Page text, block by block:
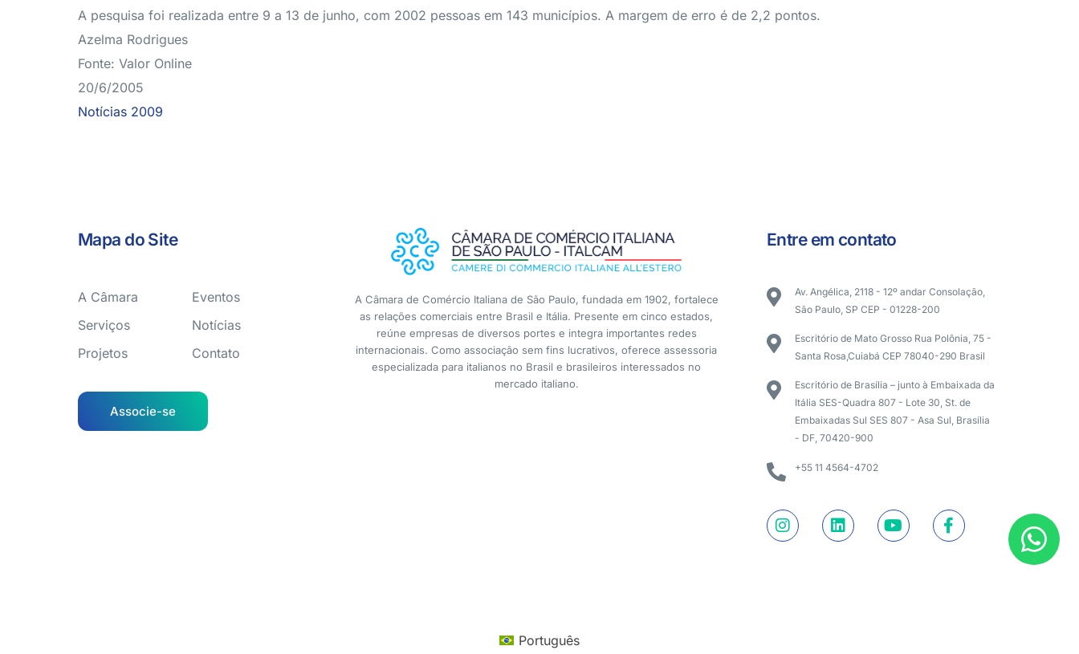
A pesquisa foi realizada entre 9 a 13 de junho, com 2002 pessoas em 143 municípios. A margem de erro é de 2,2 pontos.
Azelma Rodrigues
Fonte: Valor Online
20/6/2005
Notícias 2009
Mapa do Site
A Câmara
Serviços
Projetos
Eventos
Notícias
Contato
Associe-se
A Câmara de Comércio Italiana de São Paulo, fundada em 1902, fortalece
as relações comerciais entre Brasil e Itália. Presente em cinco estados,
reúne empresas de diversos portes e integra importantes redes
internacionais. Como associação sem fins lucrativos, oferece assessoria
especializada para italianos no Brasil e brasileiros interessados no
mercado italiano.
Entre em contato
Av. Angélica, 2118 - 12º andar Consolação,
São Paulo, SP CEP - 01228-200
Escritório de Mato Grosso Rua Polônia, 75 -
Santa Rosa,Cuiabá CEP 78040-290 Brasil
Escritório de Brasília – junto à Embaixada da
Itália SES-Quadra 807 - Lote 30, St. de
Embaixadas Sul SES 807 - Asa Sul, Brasília
- DF, 70420-900
+55 11 4564-4702
Português